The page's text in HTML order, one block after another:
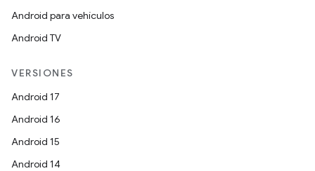
Android para vehículos
Android TV
VERSIONES
Android 17
Android 16
Android 15
Android 14